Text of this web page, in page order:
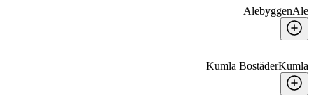
AlebyggenAle
Kumla BostäderKumla